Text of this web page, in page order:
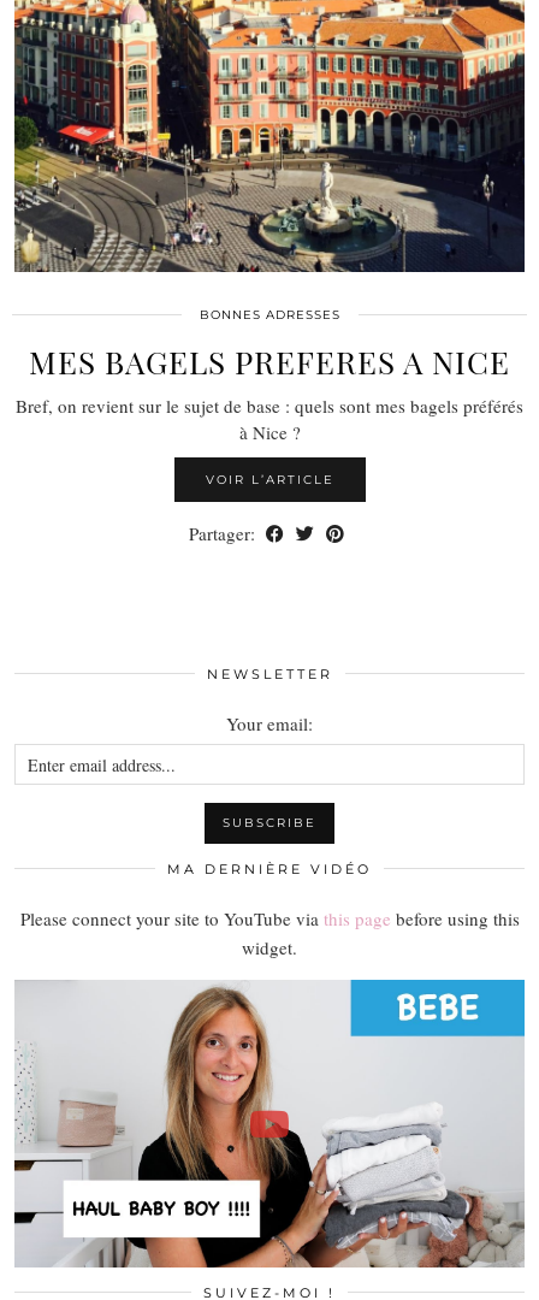
BONNES ADRESSES
MES BAGELS PREFERES A NICE
Bref, on revient sur le sujet de base : quels sont mes bagels préférés
à Nice ?
VOIR L’ARTICLE
Partager:
NEWSLETTER
Your email:
MA DERNIÈRE VIDÉO
Please connect your site to YouTube via this page before using this
widget.
SUIVEZ-MOI !